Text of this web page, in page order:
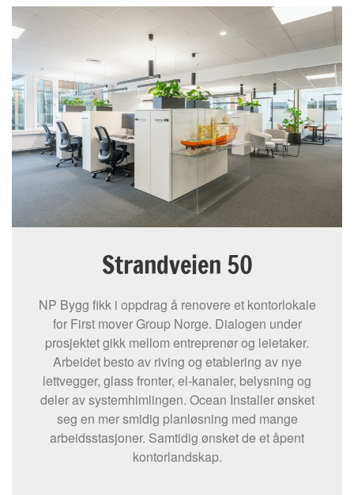
Strandveien 50
NP Bygg fikk i oppdrag å renovere et kontorlokale
for First mover Group Norge. Dialogen under
prosjektet gikk mellom entreprenør og leietaker.
Arbeidet besto av riving og etablering av nye
lettvegger, glass fronter, el-kanaler, belysning og
deler av systemhimlingen. Ocean Installer ønsket
seg en mer smidig planløsning med mange
arbeidsstasjoner. Samtidig ønsket de et åpent
kontorlandskap.